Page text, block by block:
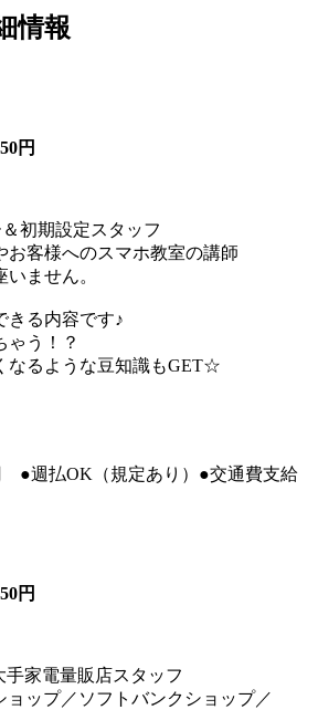
情報
円
初期設定スタッフ
お客様へのスマホ教室の講師
ません。
きる内容です♪
ゃう！？
なるような豆知識もGET☆
●週払OK（規定あり）●交通費支給
円
家電量販店スタッフ
ョップ／ソフトバンクショップ／